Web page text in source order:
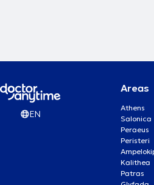
EN
Areas
Athens
Salonica
Peraeus
Peristeri
Kalithea
Patras